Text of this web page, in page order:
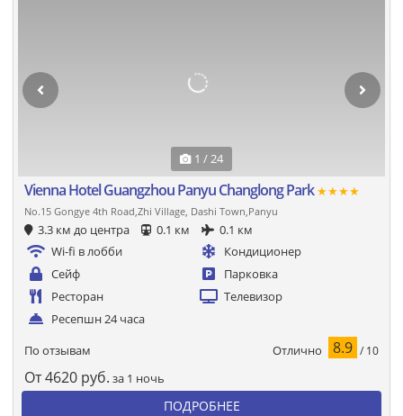
1 / 24
Vienna Hotel Guangzhou Panyu Changlong Park★★★★
No.15 Gongye 4th Road,Zhi Village, Dashi Town,Panyu
3.3 км до центра 0.1 км
0.1 км
Wi-fi в лобби
Кондиционер
Сейф
Парковка
Ресторан
Телевизор
Ресепшн 24 часа
По отзывам Отлично 8.9 / 10
От4620 руб. за 1 ночь
ПОДРОБНЕЕ